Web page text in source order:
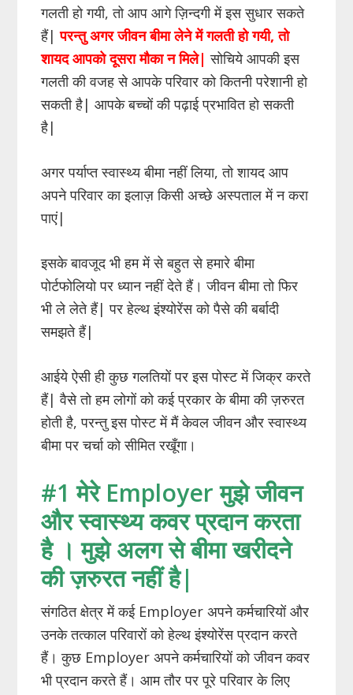
गलती हो गयी, तो आप आगे ज़िन्दगी में इस सुधार सकते
हैं|परन्तु अगर जीवन बीमा लेने में गलती हो गयी, तो
शायद आपको दूसरा मौका न मिले| सोचिये आपकी इस
गलती की वजह से आपके परिवार को कितनी परेशानी हो
सकती है| आपके बच्चों की पढ़ाई प्रभावित हो सकती
है|
अगर पर्याप्त स्वास्थ्य बीमा नहीं लिया, तो शायद आप
अपने परिवार का इलाज़ किसी अच्छे अस्पताल में न करा
पाएं|
इसके बावजूद भी हम में से बहुत से हमारे बीमा
पोर्टफोलियो पर ध्यान नहीं देते हैं। जीवन बीमा तो फिर
भी ले लेते हैं| पर हेल्थ इंश्योरेंस को पैसे की बर्बादी
समझते हैं|
आईये ऐसी ही कुछ गलतियों पर इस पोस्ट में जिक्र करते
हैं| वैसे तो हम लोगों को कई प्रकार के बीमा की ज़रुरत
होती है, परन्तु इस पोस्ट में मैं केवल जीवन और स्वास्थ्य
बीमा पर चर्चा को सीमित रखूँगा।
#1 मेरे Employer मुझे जीवन
और स्वास्थ्य कवर प्रदान करता
है । मुझे अलग से बीमा खरीदने
की ज़रुरत नहीं है|
संगठित क्षेत्र में कई Employer अपने कर्मचारियों और
उनके तत्काल परिवारों को हेल्थ इंश्योरेंस प्रदान करते
हैं। कुछ Employer अपने कर्मचारियों को जीवन कवर
भी प्रदान करते हैं। आम तौर पर पूरे परिवार के लिए